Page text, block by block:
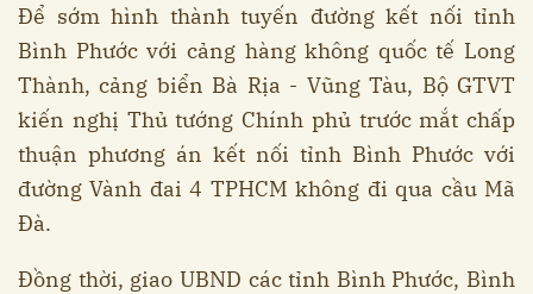
Để sớm hình thành tuyến đường kết nối tỉnh
Bình Phước với cảng hàng không quốc tế Long
Thành, cảng biển Bà Rịa - Vũng Tàu, Bộ GTVT
kiến nghị Thủ tướng Chính phủ trước mắt chấp
thuận phương án kết nối tỉnh Bình Phước với
đường Vành đai 4 TPHCM không đi qua cầu Mã
Đà.
Đồng thời, giao UBND các tỉnh Bình Phước, Bình